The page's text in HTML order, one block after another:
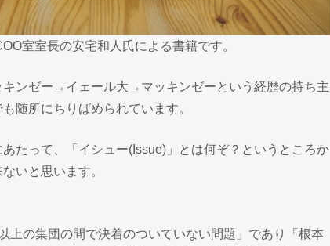
室室長の安宅和人氏による書籍です。
ンゼー→イェール大→マッキンゼーという経歴の持ち主
随所にちりばめられています。
たって、「イシュー(Issue)」とは何ぞ？というところか
いと思います。
上の集団の間で決着のついていない問題」であり「根本